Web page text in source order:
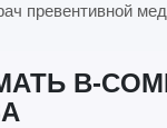
превентивной
B-